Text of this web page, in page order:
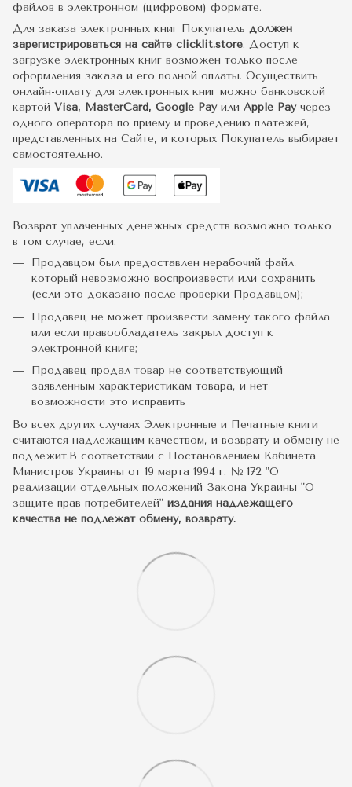
файлов в электронном (цифровом) формате.
Для заказа электронных книг Покупатель должен
зарегистрироваться на сайте clicklit.store. Доступ к
загрузке электронных книг возможен только после
оформления заказа и его полной оплаты. Осуществить
онлайн-оплату для электронных книг можно банковской
картой Visa, MasterCard, Google Pay или Apple Payчерез
одного оператора по приему и проведению платежей,
представленных на Сайте, и которых Покупатель выбирает
самостоятельно.
Возврат уплаченных денежных средств возможно только
в том случае, если:
Продавцом был предоставлен нерабочий файл,
который невозможно воспроизвести или сохранить
(если это доказано после проверки Продавцом);
Продавец не может произвести замену такого файла
или если правообладатель закрыл доступ к
электронной книге;
Продавец продал товар не соответствующий
заявленным характеристикам товара, и нет
возможности это исправить
Во всех других случаях Электронные и Печатные книги
считаются надлежащим качеством, и возврату и обмену не
подлежит.В соответствии с Постановлением Кабинета
Министров Украины от 19 марта 1994 г. № 172 "О
реализации отдельных положений Закона Украины "О
защите прав потребителей" издания надлежащего
качества не подлежат обмену, возврату.